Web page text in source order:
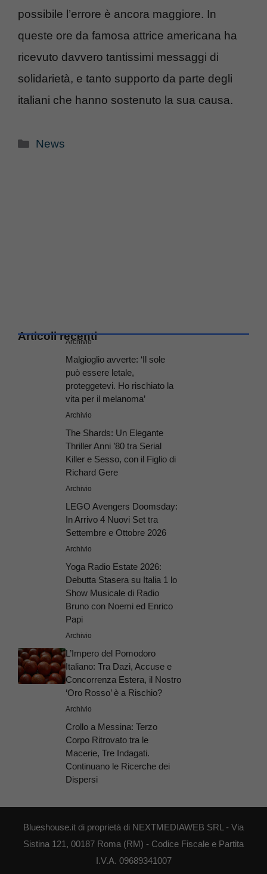
possibile l’errore è ancora maggiore. In
queste ore da famosa attrice americana ha
ricevuto davvero tantissimi messaggi di
solidarietà, e tanto supporto da parte degli
italiani che hanno sostenuto la sua causa.
Categorie
News
Articoli recenti
Archivio
Malgioglio avverte: ‘Il sole
può essere letale,
proteggetevi. Ho rischiato la
vita per il melanoma’
Archivio
The Shards: Un Elegante
Thriller Anni ’80 tra Serial
Killer e Sesso, con il Figlio di
Richard Gere
Archivio
LEGO Avengers Doomsday:
In Arrivo 4 Nuovi Set tra
Settembre e Ottobre 2026
Archivio
Yoga Radio Estate 2026:
Debutta Stasera su Italia 1 lo
Show Musicale di Radio
Bruno con Noemi ed Enrico
Papi
Archivio
L’Impero del Pomodoro
Italiano: Tra Dazi, Accuse e
Concorrenza Estera, il Nostro
‘Oro Rosso’ è a Rischio?
Archivio
Crollo a Messina: Terzo
Corpo Ritrovato tra le
Macerie, Tre Indagati.
Continuano le Ricerche dei
Dispersi
Blueshouse.it di proprietà di NEXTMEDIAWEB SRL - Via
Sistina 121, 00187 Roma (RM) - Codice Fiscale e Partita
I.V.A. 09689341007